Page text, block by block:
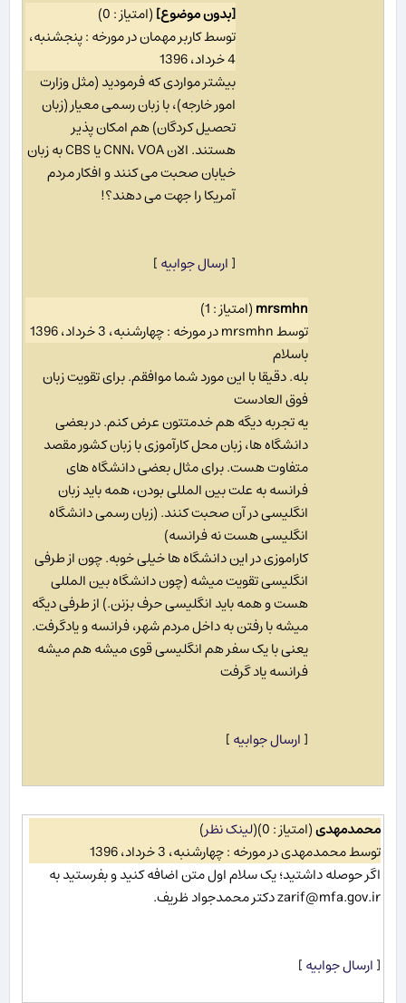
[بدون موضوع](امتیاز : 0)
توسط کاربر مهمان در مورخه : پنجشنبه،
4 خرداد، 1396
بیشتر مواردی که فرمودید (مثل وزارت
امور خارجه)، با زبان رسمی معیار (زبان
تحصیل کردگان) هم امکان پذیر
هستند. الان CNN، VOA یا CBS به زبان
خیابان صحبت می کنند و افکار مردم
آمریکا را جهت می دهند؟!
[ارسال جوابیه]
mrsmhn(امتیاز : 1)
توسط mrsmhn در مورخه : چهارشنبه، 3 خرداد، 1396
باسلام
بله. دقیقا با این مورد شما موافقم. برای تقویت زبان
فوق العادست
یه تجربه دیگه هم خدمتتون عرض کنم. در بعضی
دانشگاه ها، زبان محل کارآموزی با زبان کشور مقصد
متفاوت هست. برای مثال بعضی دانشگاه های
فرانسه به علت بین المللی بودن، همه باید زبان
انگلیسی در آن صحبت کنند. (زبان رسمی دانشگاه
انگلیسی هست نه فرانسه)
کاراموزی در این دانشگاه ها خیلی خوبه. چون از طرفی
انگلیسی تقویت میشه (چون دانشگاه بین المللی
هست و همه باید انگلیسی حرف بزنن.) از طرفی دیگه
میشه با رفتن به داخل مردم شهر، فرانسه و یادگرفت.
یعنی با یک سفر هم انگلیسی قوی میشه هم میشه
فرانسه یاد گرفت
[ارسال جوابیه]
محمدمهدی(امتیاز : 0) (لینک نظر)
توسط محمدمهدی در مورخه : چهارشنبه، 3 خرداد، 1396
اگر حوصله داشتید؛ یک سلام اول متن اضافه کنید و بفرستید به
zarif@mfa.gov.ir دکتر محمدجواد ظریف.
[ارسال جوابیه]